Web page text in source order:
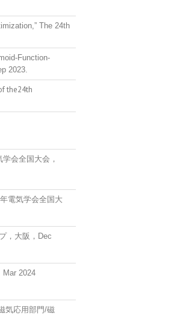
The 24th
Function-
2023.
the24th
会全国大会，
電気学会全国大
，大阪，Dec
Mar 2024
気応用部門/磁